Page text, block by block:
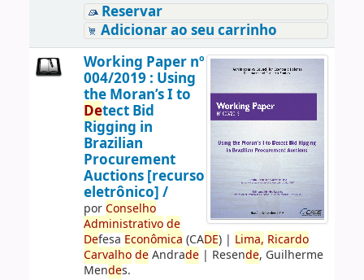
Reservar
Adicionar ao seu carrinho
Working Paper nº
004/2019 : Using
the Moran’s I to
Detect Bid
Rigging in
Brazilian
Procurement
Auctions [recurso
eletrônico] /
porConselho
Administrativo de
Defesa Econômica (CADE)| Lima, Ricardo
Carvalho deAndrade| Resende, Guilherme
Mendes.